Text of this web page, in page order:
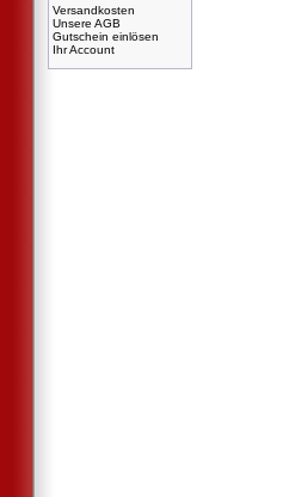
Versandkosten
Unsere AGB
Gutschein einlösen
Ihr Account